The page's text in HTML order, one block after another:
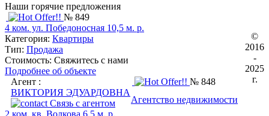
Наши горячие предложения
№ 849
4 ком. ул. Победоносная 10,5 м. р.
Категория: Квартиры
Тип: Продажа
Стоимость: Свяжитесь с нами
Подробнее об объекте
Агент :
ВИКТОРИЯ ЭДУАРДОВНА
Связь с агентом
№ 848
2 ком. кв. Волкова 6,5 м. р.
©
2016
-
2025
г.
Агентство недвижимости